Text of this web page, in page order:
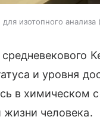
изотопного анализа
и уровня
в химическом
жизни человека.